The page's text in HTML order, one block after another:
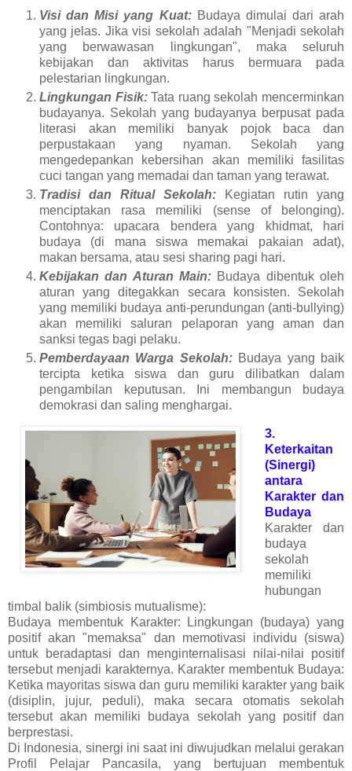
Visi dan Misi yang Kuat:Budaya dimulai dari arah
yang jelas. Jika visi sekolah adalah "Menjadi sekolah
yang berwawasan lingkungan", maka seluruh
kebijakan dan aktivitas harus bermuara pada
pelestarian lingkungan.
Lingkungan Fisik:Tata ruang sekolah mencerminkan
budayanya. Sekolah yang budayanya berpusat pada
literasi akan memiliki banyak pojok baca dan
perpustakaan yang nyaman. Sekolah yang
mengedepankan kebersihan akan memiliki fasilitas
cuci tangan yang memadai dan taman yang terawat.
Tradisi dan Ritual Sekolah:
Kegiatan rutin yang
menciptakan rasa memiliki (sense of belonging).
Contohnya: upacara bendera yang khidmat, hari
budaya (di mana siswa memakai pakaian adat),
makan bersama, atau sesi sharing pagi hari.
Kebijakan dan Aturan Main: Budaya dibentuk oleh
aturan yang ditegakkan secara konsisten. Sekolah
yang memiliki budaya anti-perundungan (anti-bullying)
akan memiliki saluran pelaporan yang aman dan
sanksi tegas bagi pelaku.
Pemberdayaan Warga Sekolah:Budaya yang baik
tercipta ketika siswa dan guru dilibatkan dalam
pengambilan keputusan. Ini membangun budaya
demokrasi dan saling menghargai.
3.
Keterkaitan
(Sinergi)
antara
Karakter dan
Budaya
Karakter dan
budaya
sekolah
memiliki
hubungan
timbal balik (simbiosis mutualisme):
Budaya membentuk Karakter: Lingkungan (budaya) yang
positif akan "memaksa" dan memotivasi individu (siswa)
untuk beradaptasi dan menginternalisasi nilai-nilai positif
tersebut menjadi karakternya. Karakter membentuk Budaya:
Ketika mayoritas siswa dan guru memiliki karakter yang baik
(disiplin, jujur, peduli), maka secara otomatis sekolah
tersebut akan memiliki budaya sekolah yang positif dan
berprestasi.
Di Indonesia, sinergi ini saat ini diwujudkan melalui gerakan
Profil Pelajar Pancasila, yang bertujuan membentuk